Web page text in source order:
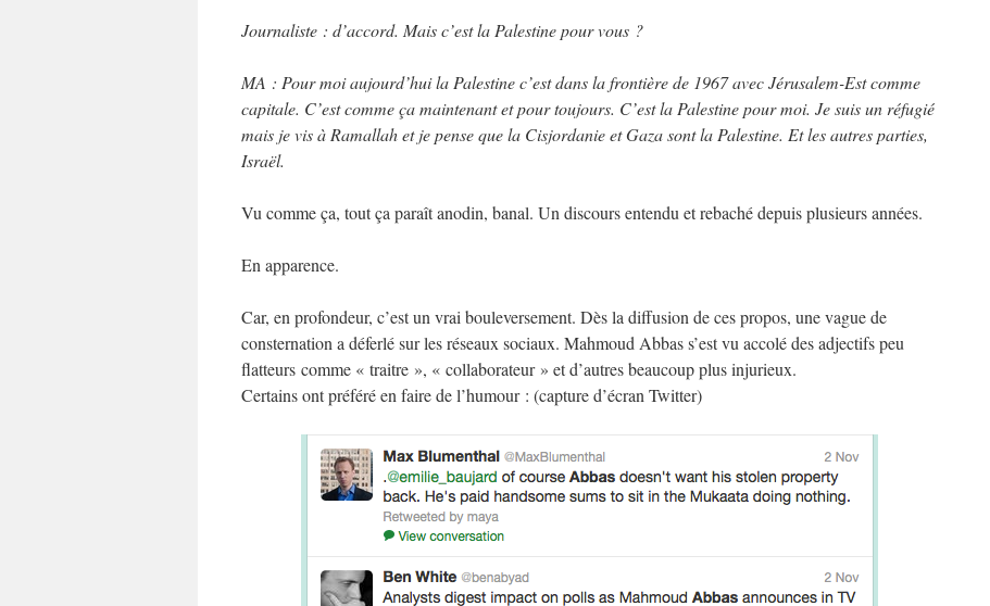
Journaliste : d’accord. Mais c’est la Palestine pour vous ?
MA : Pour moi aujourd’hui la Palestine c’est dans la frontière de 1967 avec Jérusalem-Est comme
capitale. C’est comme ça maintenant et pour toujours. C’est la Palestine pour moi. Je suis un réfugié
mais je vis à Ramallah et je pense que la Cisjordanie et Gaza sont la Palestine. Et les autres parties,
Israël.
Vu comme ça, tout ça paraît anodin, banal. Un discours entendu et rebaché depuis plusieurs années.
En apparence.
Car, en profondeur, c’est un vrai bouleversement. Dès la diffusion de ces propos, une vague de
consternation a déferlé sur les réseaux sociaux. Mahmoud Abbas s’est vu accolé des adjectifs peu
flatteurs comme « traitre », « collaborateur » et d’autres beaucoup plus injurieux.
Certains ont préféré en faire de l’humour : (capture d’écran Twitter)